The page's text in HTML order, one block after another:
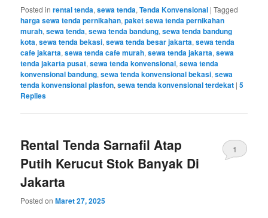
Posted in rental tenda,sewa tenda,Tenda Konvensional |Tagged
harga sewa tenda pernikahan,paket sewa tenda pernikahan
murah,sewa tenda,sewa tenda bandung,sewa tenda bandung
kota,sewa tenda bekasi,sewa tenda besar jakarta,sewa tenda
cafe jakarta,sewa tenda cafe murah,sewa tenda jakarta,sewa
tenda jakarta pusat,sewa tenda konvensional,sewa tenda
konvensional bandung,sewa tenda konvensional bekasi,sewa
tenda konvensional plasfon,sewa tenda konvensional terdekat |5
Replies
Rental Tenda Sarnafil Atap
Putih Kerucut Stok Banyak Di
Jakarta
Posted onMaret 27, 2025
1